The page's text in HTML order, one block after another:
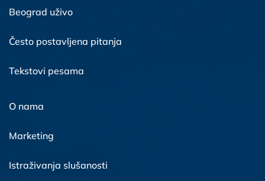
Beograd uživo
Često postavljena pitanja
Tekstovi pesama
O nama
Marketing
Istraživanja slušanosti